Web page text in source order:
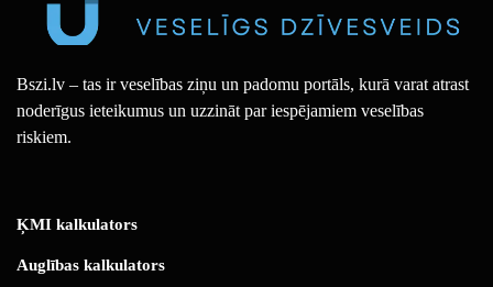
Bszi.lv – tas ir veselības ziņu un padomu portāls, kurā varat atrast
noderīgus ieteikumus un uzzināt par iespējamiem veselības
riskiem.
ĶMI kalkulators
Auglības kalkulators